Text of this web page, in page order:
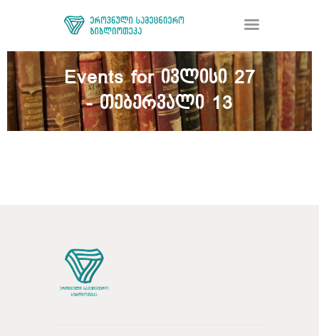
Events for ივლისი 27
- თებერვალი 13
ᲑᲘᲑᲚᲘᲝᲗᲔᲙᲐ
ᲛᲝᲛᲡᲐᲮᲣᲠᲔᲑᲐ